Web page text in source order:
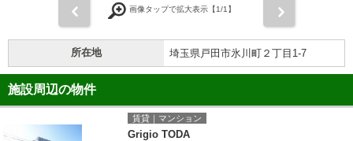
画像タップで拡大表示【1/1】
所在地 埼玉県戸田市氷川町２丁目1-7
施設周辺の物件
賃貸｜マンション
Grigio TODA